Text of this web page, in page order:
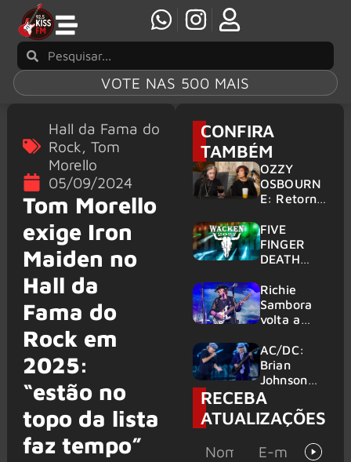
VOTE NAS 500 MAIS
Hall da Fama do
Rock, Tom
Morello
05/09/2024
Tom Morello
exige Iron
Maiden no
Hall da
Fama do
Rock em
2025:
“estão no
topo da lista
faz tempo”
CONFIRA
TAMBÉM
OZZY
OSBOURN
E: Retorno
em 2027 é
confirmad
o por
FIVE
FINGER
DEATH
HELLOWE
EN:
Gigantes
anunciados
no Wacken
2027
Richie
Sambora
volta a
clássicos
do Bon
Jovi com o
supergrupo
Kings of
Chaos nos
Unidos
AC/DC:
Brian
Johnson
quase é
atingido
por canhão
RECEBA
ATUALIZAÇÕES